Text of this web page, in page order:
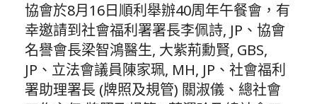
協會於8月16日順利舉辦40周年午餐會，有
幸邀請到社會福利署署長李佩詩, JP、協會
名譽會長梁智鴻醫生, 大紫荊勳賢, GBS,
JP、立法會議員陳家珮, MH, JP、社會福利
署助理署長 (牌照及規管) 關淑儀、總社會